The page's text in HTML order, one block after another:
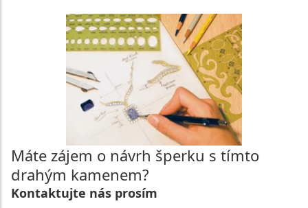
Máte zájem o návrh šperku s tímto
drahým kamenem?
Kontaktujte nás prosím